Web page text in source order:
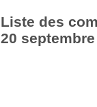
Liste des
20 septembre